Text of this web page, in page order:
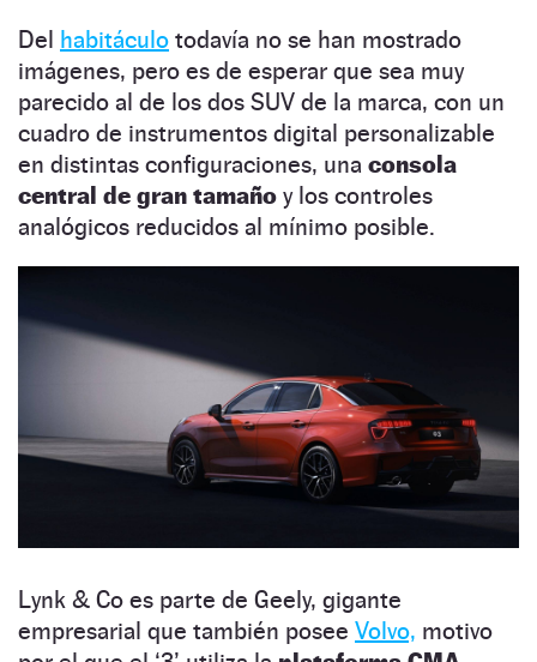
Del habitáculo todavía no se han mostrado
imágenes, pero es de esperar que sea muy
parecido al de los dos SUV de la marca, con un
cuadro de instrumentos digital personalizable
en distintas configuraciones, una consola
central de gran tamaño y los controles
analógicos reducidos al mínimo posible.
Lynk & Co es parte de Geely, gigante
empresarial que también posee Volvo, motivo